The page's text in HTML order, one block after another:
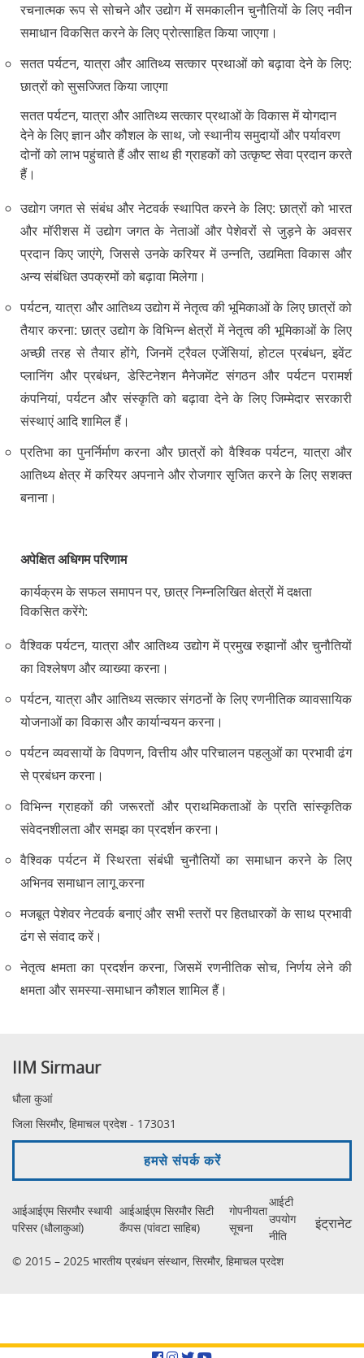
रचनात्मक रूप से सोचने और उद्योग में समकालीन चुनौतियों के लिए नवीन
समाधान विकसित करने के लिए प्रोत्साहित किया जाएगा।
सतत पर्यटन, यात्रा और आतिथ्य सत्कार प्रथाओं को बढ़ावा देने के लिए:
छात्रों को सुसज्जित किया जाएगा
सतत पर्यटन, यात्रा और आतिथ्य सत्कार प्रथाओं के विकास में योगदान
देने के लिए ज्ञान और कौशल के साथ, जो स्थानीय समुदायों और पर्यावरण
दोनों को लाभ पहुंचाते हैं और साथ ही ग्राहकों को उत्कृष्ट सेवा प्रदान करते
हैं।
उद्योग जगत से संबंध और नेटवर्क स्थापित करने के लिए: छात्रों को भारत
और मॉरीशस में उद्योग जगत के नेताओं और पेशेवरों से जुड़ने के अवसर
प्रदान किए जाएंगे, जिससे उनके करियर में उन्नति, उद्यमिता विकास और
अन्य संबंधित उपक्रमों को बढ़ावा मिलेगा।
पर्यटन, यात्रा और आतिथ्य उद्योग में नेतृत्व की भूमिकाओं के लिए छात्रों को
तैयार करना: छात्र उद्योग के विभिन्न क्षेत्रों में नेतृत्व की भूमिकाओं के लिए
अच्छी तरह से तैयार होंगे, जिनमें ट्रैवल एजेंसियां, होटल प्रबंधन, इवेंट
प्लानिंग और प्रबंधन, डेस्टिनेशन मैनेजमेंट संगठन और पर्यटन परामर्श
कंपनियां, पर्यटन और संस्कृति को बढ़ावा देने के लिए जिम्मेदार सरकारी
संस्थाएं आदि शामिल हैं।
प्रतिभा का पुनर्निर्माण करना और छात्रों को वैश्विक पर्यटन, यात्रा और
आतिथ्य क्षेत्र में करियर अपनाने और रोजगार सृजित करने के लिए सशक्त
बनाना।
अपेक्षित अधिगम परिणाम
कार्यक्रम के सफल समापन पर, छात्र निम्नलिखित क्षेत्रों में दक्षता
विकसित करेंगे:
वैश्विक पर्यटन, यात्रा और आतिथ्य उद्योग में प्रमुख रुझानों और चुनौतियों
का विश्लेषण और व्याख्या करना।
पर्यटन, यात्रा और आतिथ्य सत्कार संगठनों के लिए रणनीतिक व्यावसायिक
योजनाओं का विकास और कार्यान्वयन करना।
पर्यटन व्यवसायों के विपणन, वित्तीय और परिचालन पहलुओं का प्रभावी ढंग
से प्रबंधन करना।
विभिन्न ग्राहकों की जरूरतों और प्राथमिकताओं के प्रति सांस्कृतिक
संवेदनशीलता और समझ का प्रदर्शन करना।
वैश्विक पर्यटन में स्थिरता संबंधी चुनौतियों का समाधान करने के लिए
अभिनव समाधान लागू करना
मजबूत पेशेवर नेटवर्क बनाएं और सभी स्तरों पर हितधारकों के साथ प्रभावी
ढंग से संवाद करें।
नेतृत्व क्षमता का प्रदर्शन करना, जिसमें रणनीतिक सोच, निर्णय लेने की
क्षमता और समस्या-समाधान कौशल शामिल हैं।
IIM Sirmaur
धौला कुआं
जिला सिरमौर, हिमाचल प्रदेश - 173031
हमसे संपर्क करें
आईआईएम सिरमौर स्थायी
परिसर (धौलाकुआं)
आईआईएम सिरमौर सिटी
कैंपस (पांवटा साहिब)
गोपनीयता
सूचना
आईटी
उपयोग
नीति
इंट्रानेट
© 2015 – 2025 भारतीय प्रबंधन संस्थान, सिरमौर, हिमाचल प्रदेश